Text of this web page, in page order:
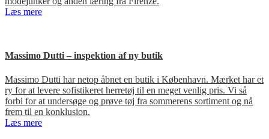
Læs mere
Massimo Dutti – inspektion af ny butik
Massimo Dutti har netop åbnet en butik i København. Mærket har et
ry for at levere sofistikeret herretøj til en meget venlig pris. Vi så
forbi for at undersøge og prøve tøj fra sommerens sortiment og nå
frem til en konklusion.
Læs mere